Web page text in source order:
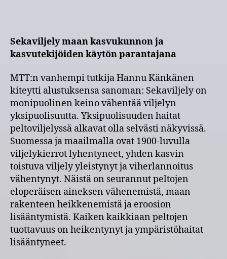
Sekaviljely maan kasvukunnon ja
kasvutekijöiden käytön parantajana
MTT:n vanhempi tutkija Hannu Känkänen
kiteytti alustuksensa sanoman: Sekaviljely on
monipuolinen keino vähentää viljelyn
yksipuolisuutta. Yksipuolisuuden haitat
peltoviljelyssä alkavat olla selvästi näkyvissä.
Suomessa ja maailmalla ovat 1900-luvulla
viljelykierrot lyhentyneet, yhden kasvin
toistuva viljely yleistynyt ja viherlannoitus
vähentynyt. Näistä on seurannut peltojen
eloperäisen aineksen vähenemistä, maan
rakenteen heikkenemistä ja eroosion
lisääntymistä. Kaiken kaikkiaan peltojen
tuottavuus on heikentynyt ja ympäristöhaitat
lisääntyneet.